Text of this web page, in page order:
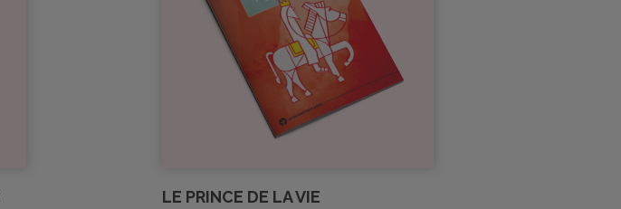
LE PRINCE DE LA VIE